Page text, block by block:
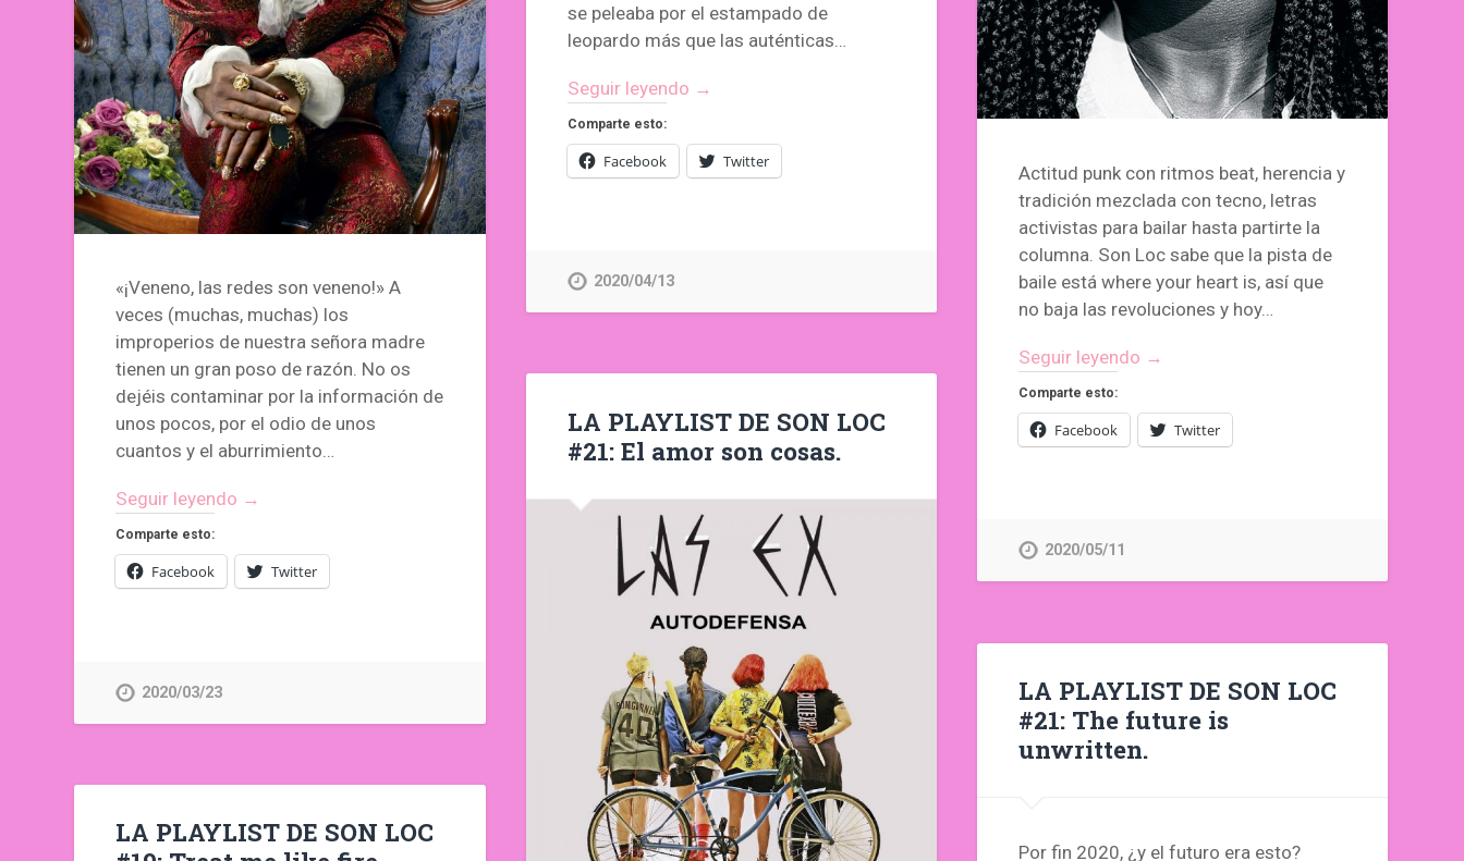
Actitud punk con ritmos beat, herencia y
tradición mezclada con tecno, letras
activistas para bailar hasta partirte la
columna. Son Loc sabe que la pista de
baile está where your heart is, así que
no baja las revoluciones y hoy…
Seguir leyendo →
Comparte esto:
Facebook Twitter
2020/05/11
se peleaba por el estampado de
leopardo más que las auténticas…
Seguir leyendo →
Comparte esto:
Facebook Twitter
2020/04/13
«¡Veneno, las redes son veneno!» A
veces (muchas, muchas) los
improperios de nuestra señora madre
tienen un gran poso de razón. No os
dejéis contaminar por la información de
unos pocos, por el odio de unos
cuantos y el aburrimiento…
Seguir leyendo →
Comparte esto:
Facebook Twitter
2020/03/23
LA PLAYLIST DE SON LOC
#21: El amor son cosas.
LA PLAYLIST DE SON LOC
#21: The future is
unwritten.
Por fin 2020, ¿y el futuro era esto?
LA PLAYLIST DE SON LOC